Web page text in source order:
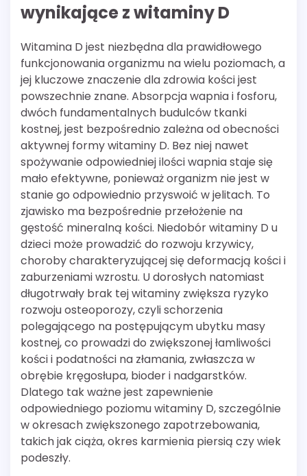
wynikające z witaminy D
Witamina D jest niezbędna dla prawidłowego
funkcjonowania organizmu na wielu poziomach, a
jej kluczowe znaczenie dla zdrowia kości jest
powszechnie znane. Absorpcja wapnia i fosforu,
dwóch fundamentalnych budulców tkanki
kostnej, jest bezpośrednio zależna od obecności
aktywnej formy witaminy D. Bez niej nawet
spożywanie odpowiedniej ilości wapnia staje się
mało efektywne, ponieważ organizm nie jest w
stanie go odpowiednio przyswoić w jelitach. To
zjawisko ma bezpośrednie przełożenie na
gęstość mineralną kości. Niedobór witaminy D u
dzieci może prowadzić do rozwoju krzywicy,
choroby charakteryzującej się deformacją kości i
zaburzeniami wzrostu. U dorosłych natomiast
długotrwały brak tej witaminy zwiększa ryzyko
rozwoju osteoporozy, czyli schorzenia
polegającego na postępującym ubytku masy
kostnej, co prowadzi do zwiększonej łamliwości
kości i podatności na złamania, zwłaszcza w
obrębie kręgosłupa, bioder i nadgarstków.
Dlatego tak ważne jest zapewnienie
odpowiedniego poziomu witaminy D, szczególnie
w okresach zwiększonego zapotrzebowania,
takich jak ciąża, okres karmienia piersią czy wiek
podeszły.